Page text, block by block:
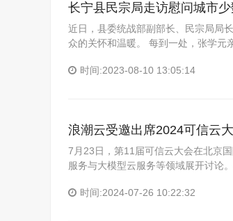
长宁县民宗局走访慰问城市
近日，县委统战部副部长、民宗局局
众的关怀和温暖。 每到一处，张学
时间:2023-08-10 13:05:14
浪潮云受邀出席2024可信云
7月23日，第11届可信云大会在北京
服务与大模型云服务等领域展开讨论
时间:2024-07-26 10:22:32